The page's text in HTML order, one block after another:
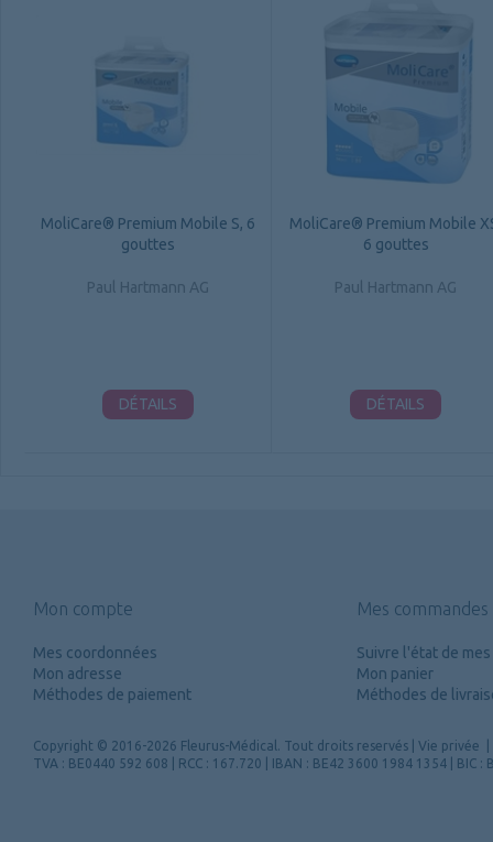
MoliCare® Premium Mobile S, 6
gouttes
Paul Hartmann AG
DÉTAILS
MoliCare® Premium Mobile
6 gouttes
Paul Hartmann AG
DÉTAILS
Mon compte
Mes coordonnées
Mon adresse
Méthodes de paiement
Mes commandes
Suivre l'état de
Mon panier
Méthodes de
Copyright © 2016-2026 Fleurus-Médical. Tout droits reservés Vie privée
TVA : BE0440 592 608 | RCC : 167.720 | IBAN : BE42 3600 1984 1354 | BIC :